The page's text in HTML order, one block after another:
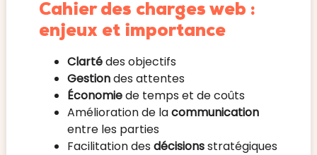
Cahier des charges web :
enjeux et importance
Clartédes objectifs
Gestiondes attentes
Économiede temps et de coûts
Amélioration de lacommunication
entre les parties
Facilitation des décisionsstratégiques